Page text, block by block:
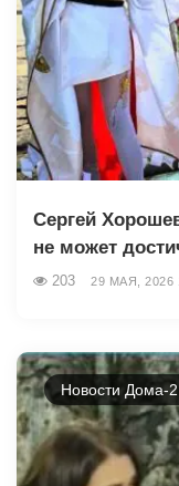
Сергей
не может
203 29 МАЯ, 2026
Новости Дома-2